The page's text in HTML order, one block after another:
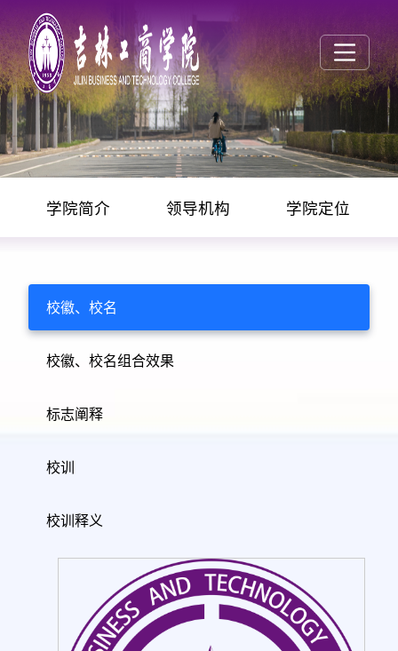
学院简介 领导机构 学院定位
校徽、校名
校徽、校名组合效果
标志阐释
校训
校训释义